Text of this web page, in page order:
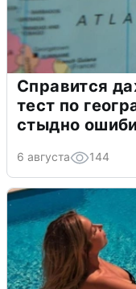
Справится
тест по
стыдно
6 августа 144